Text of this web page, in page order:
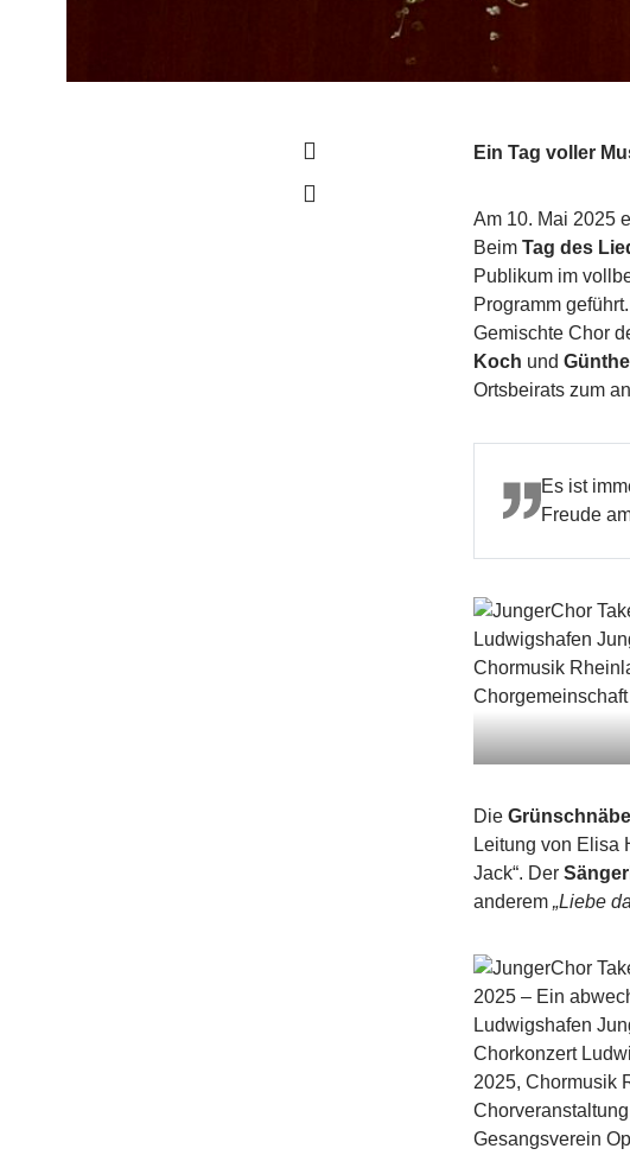
Ein Tag voller
Am 10. Mai 2025
Beim Tag des
Publikum im
Programm
Gemischte Chor
Koch und
Ortsbeirats zum
Es ist
Freude
Die
Leitung von Elisa
Jack“. Der
anderem „Liebe